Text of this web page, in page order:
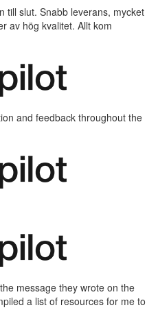
till slut. Snabb leverans, mycket
av hög kvalitet. Allt kom
and feedback throughout the
message they wrote on the
a list of resources for me to